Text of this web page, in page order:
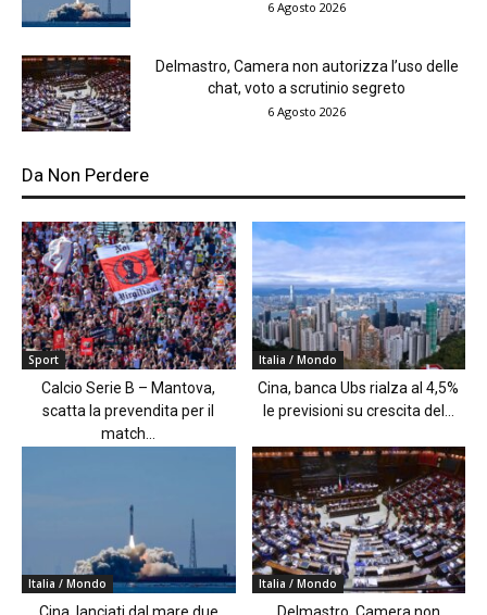
6 Agosto 2026
Delmastro, Camera non autorizza l’uso delle
chat, voto a scrutinio segreto
6 Agosto 2026
Da Non Perdere
Sport
Calcio Serie B – Mantova,
scatta la prevendita per il
match...
Italia / Mondo
Cina, banca Ubs rialza al 4,5%
le previsioni su crescita del...
Italia / Mondo Italia / Mondo